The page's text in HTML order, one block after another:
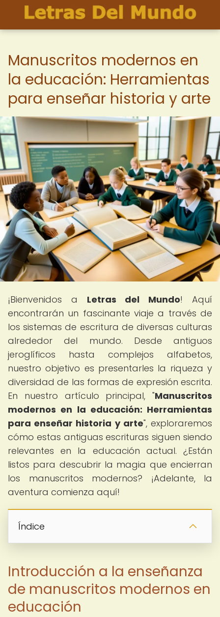
Manuscritos modernos en
la educación: Herramientas
para enseñar historia y arte
¡Bienvenidos a Letras del Mundo! Aquí
encontrarán un fascinante viaje a través de
los sistemas de escritura de diversas culturas
alrededor del mundo. Desde antiguos
jeroglíficos hasta complejos alfabetos,
nuestro objetivo es presentarles la riqueza y
diversidad de las formas de expresión escrita.
En nuestro artículo principal, "Manuscritos
modernos en la educación: Herramientas
para enseñar historia y arte", exploraremos
cómo estas antiguas escrituras siguen siendo
relevantes en la educación actual. ¿Están
listos para descubrir la magia que encierran
los manuscritos modernos? ¡Adelante, la
aventura comienza aquí!
Índice
Introducción a la enseñanza
de manuscritos modernos en
educación